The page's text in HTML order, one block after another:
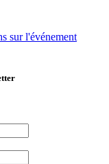
sur l'événement